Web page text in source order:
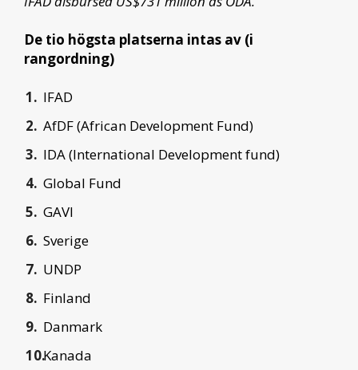
De tio högsta platserna intas av (i
rangordning)
IFAD
AfDF (African Development Fund)
IDA (International Development fund)
Global Fund
GAVI
Sverige
UNDP
Finland
Danmark
Kanada